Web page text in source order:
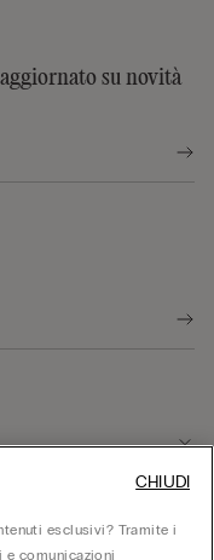
su novità
esclusivi? Tramite i
comunicazioni
CHIUDI